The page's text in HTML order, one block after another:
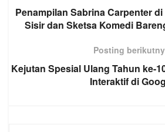
Penampilan Sabrina Carpenter
Sisir dan Sketsa Komedi
Posting
Kejutan Spesial Ulang Tahun ke-
Interaktif di